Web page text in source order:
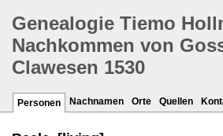
Genealogie Tiemo
Nachkommen von
Clawesen 1530
Personen Nachnamen Orte Quellen